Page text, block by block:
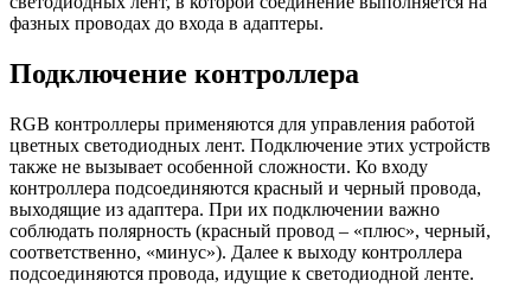
фазных проводах до входа в адаптеры.
Подключение контроллера
RGB контроллеры применяются для управления работой
цветных светодиодных лент. Подключение этих устройств
также не вызывает особенной сложности. Ко входу
контроллера подсоединяются красный и черный провода,
выходящие из адаптера. При их подключении важно
соблюдать полярность (красный провод – «плюс», черный,
соответственно, «минус»). Далее к выходу контроллера
подсоединяются провода, идущие к светодиодной ленте.